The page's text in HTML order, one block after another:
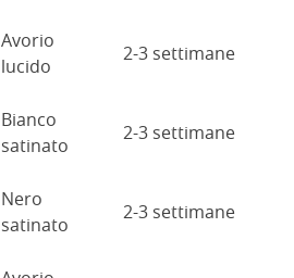
Avorio
lucido
2-3 settimane
Bianco
satinato
2-3 settimane
Nero
satinato
2-3 settimane